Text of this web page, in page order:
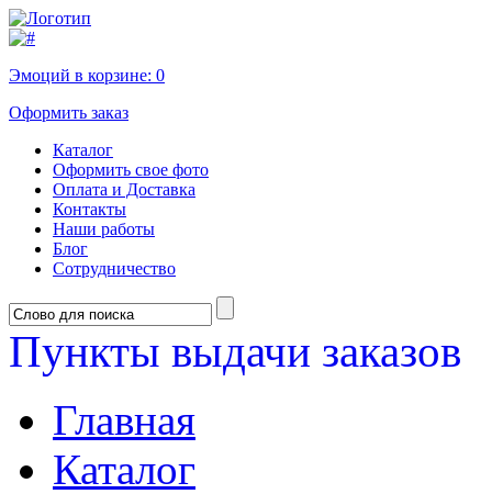
Эмоций в корзине: 0
Оформить заказ
Каталог
Оформить свое фото
Оплата и Доставка
Контакты
Наши работы
Блог
Сотрудничество
Пункты выдачи заказов
Главная
Каталог